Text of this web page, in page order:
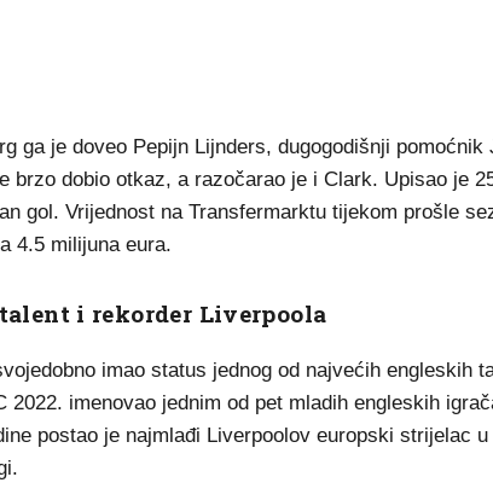
ga je doveo Pepijn Lijnders, dugogodišnji
brzo dobio otkaz, a razočarao je i Clark. Upisao je
gol. Vrijednost na Transfermarktu tijekom prošle
4.5 milijuna eura.
i rekorder Liverpoola
imao status jednog od najvećih engleskih
2022. imenovao jednim od pet mladih engleskih
postao je najmlađi Liverpoolov europski strijelac